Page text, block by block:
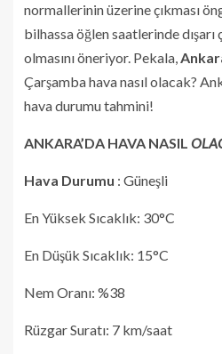
normallerinin üzerine çıkması
bilhassa öğlen saatlerinde dışarı
olmasını öneriyor. Pekala,
Çarşamba hava nasıl olacak?
hava durumu tahmini!
ANKARA’DA HAVA NASIL
Hava Durumu : Güneşli
En Yüksek Sıcaklık: 30°C
En Düşük Sıcaklık: 15°C
Nem Oranı: %38
Rüzgar Suratı: 7 km/saat